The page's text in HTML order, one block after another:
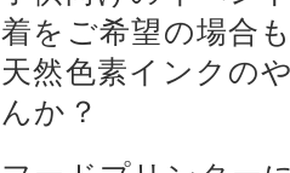
着をご希望の場合
天然色素インクの
んか？